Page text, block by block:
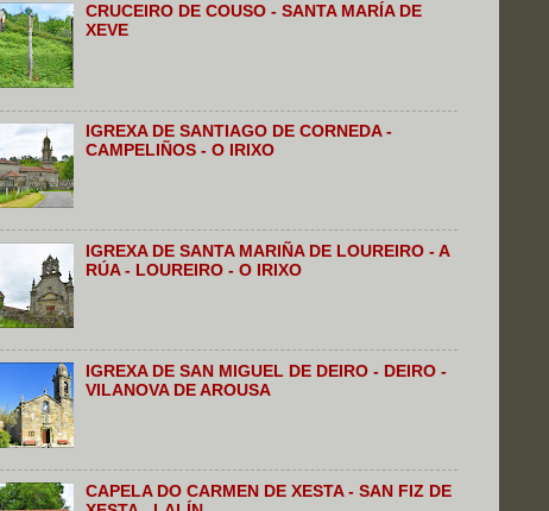
CRUCEIRO DE COUSO - SANTA MARÍA DE
XEVE
IGREXA DE SANTIAGO DE CORNEDA -
CAMPELIÑOS - O IRIXO
IGREXA DE SANTA MARIÑA DE LOUREIRO - A
RÚA - LOUREIRO - O IRIXO
IGREXA DE SAN MIGUEL DE DEIRO - DEIRO -
VILANOVA DE AROUSA
CAPELA DO CARMEN DE XESTA - SAN FIZ DE